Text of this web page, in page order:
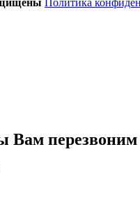
Вам перезвоним